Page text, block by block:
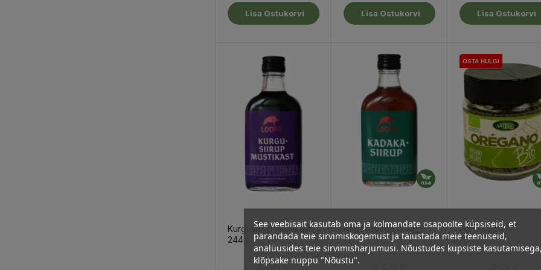
Lisa Ostukorvi Lisa Ostukorvi Lisa Ostukorvi
Kurgusiirup mustikast,
244g
Hind
Kadakasiirup, 244g
OSTA HULGI
OSTA HULGI
Pune, 15g
See veebisait kasutab oma ja kolmandate osapoolte küpsiseid, et
parandada teie sirvimiskogemust ja täiustada meie teenuseid,
analüüsides teie sirvimisharjumusi. Nõustudes küpsiste kasutamisega,
klõpsake nuppu "Nõustu".